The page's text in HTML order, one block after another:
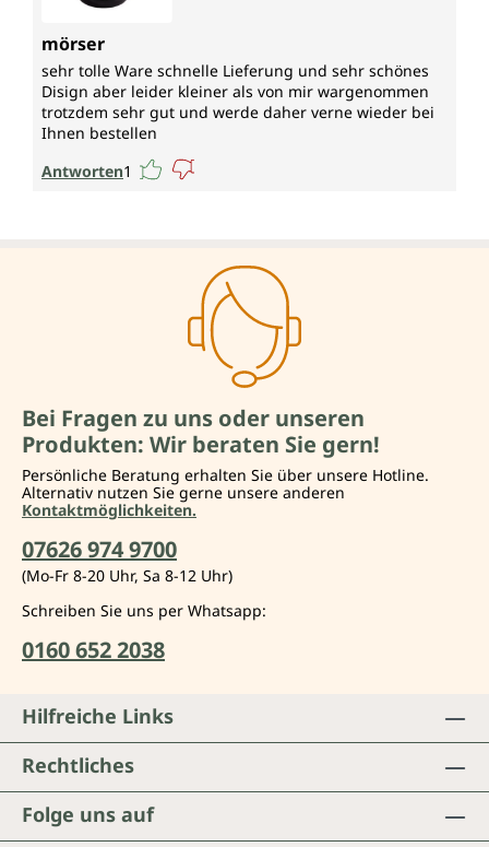
mörser
sehr tolle Ware schnelle Lieferung und sehr schönes
Disign aber leider kleiner als von mir wargenommen
trotzdem sehr gut und werde daher verne wieder bei
Ihnen bestellen
Antworten1
Bei Fragen zu uns oder unseren
Produkten: Wir beraten Sie gern!
Persönliche Beratung erhalten Sie über unsere Hotline.
Alternativ nutzen Sie gerne unsere anderen
Kontaktmöglichkeiten.
07626 974 9700
(Mo-Fr 8-20 Uhr, Sa 8-12 Uhr)
Schreiben Sie uns per Whatsapp:
0160 652 2038
Folge uns auf
Hilfreiche Links
Rechtliches